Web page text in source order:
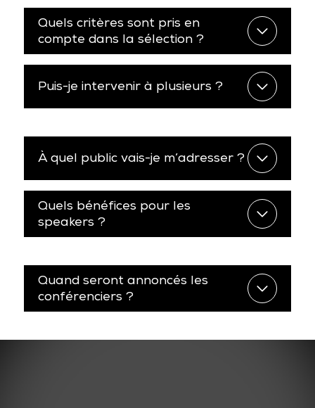
Quels critères sont pris en
compte dans la sélection ?
Puis-je intervenir à plusieurs ?
À quel public vais-je m’adresser ?
Quels bénéfices pour les
speakers ?
Quand seront annoncés les
conférenciers ?